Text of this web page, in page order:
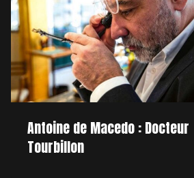
Antoine de Macedo : Docteur
Tourbillon